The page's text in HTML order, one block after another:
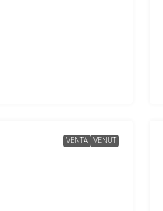
VENTA VENUT